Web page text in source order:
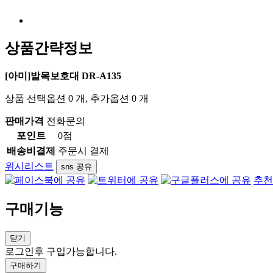
상품간략정보
[아미]발목보호대 DR-A135
상품 선택옵션 0 개, 추가옵션 0 개
판매가격 전화문의
포인트
0점
배송비결제
주문시 결제
위시리스트
sns 공유
추
구매기능
닫기
로그인후 구입가능합니다.
구매하기